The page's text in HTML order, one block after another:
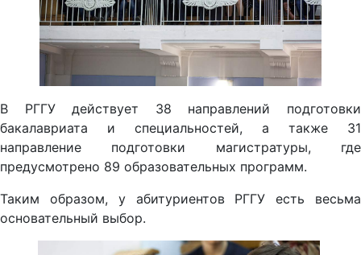
В РГГУ действует 38 направлений подготовки
бакалавриата и специальностей, а также 31
направление подготовки магистратуры, где
предусмотрено 89 образовательных программ.
Таким образом, у абитуриентов РГГУ есть весьма
основательный выбор.